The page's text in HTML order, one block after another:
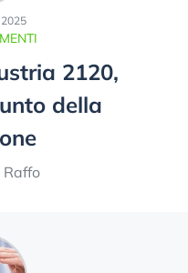
2120,
della
Raffo